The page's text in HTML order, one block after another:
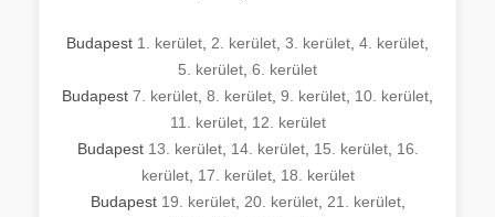
Budapest 1. kerület 2. kerület 3. kerület 4. kerület
5. kerület 6. kerület
Budapest 7. kerület 8. kerület 9. kerület 10. kerület
11. kerület, 12. kerület
Budapest 13. kerület, 14. kerület, 15. kerület, 16.
kerület, 17. kerület, 18. kerület
Budapest 19. kerület, 20. kerület, 21. kerület,